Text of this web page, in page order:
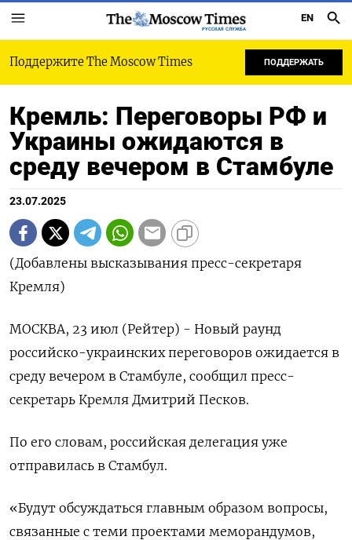
РУССКАЯ СЛУЖБА
EN
Поддержите The Moscow Times ПОДДЕРЖАТЬ
Кремль: Переговоры РФ и
Украины ожидаются в
среду вечером в Стамбуле
23.07.2025
(Добавлены высказывания пресс-секретаря
Кремля)
МОСКВА, 23 июл (Рейтер) - Новый раунд
российско-украинских переговоров ожидается в
среду вечером в Стамбуле, сообщил пресс-
секретарь Кремля Дмитрий Песков.
По его словам, российская делегация уже
отправилась в Стамбул.
«Будут обсуждаться главным образом вопросы,
связанные с теми проектами меморандумов,